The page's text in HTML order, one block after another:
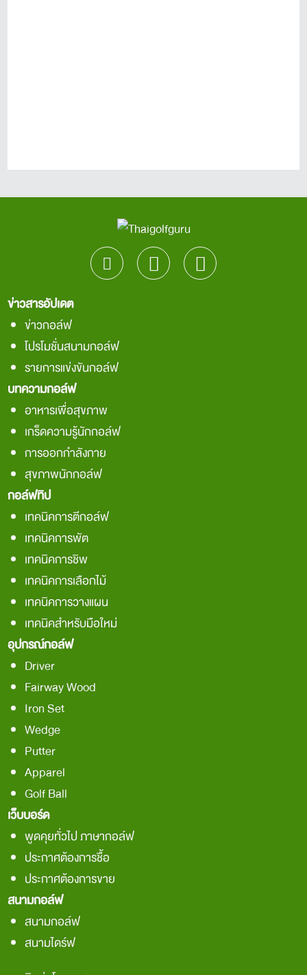
ข่าวสารอัปเดต
ข่าวกอล์ฟ
โปรโมชั่นสนามกอล์ฟ
รายการแข่งขันกอล์ฟ
บทความกอล์ฟ
อาหารเพื่อสุขภาพ
เกร็ดความรู้นักกอล์ฟ
การออกกำลังกาย
สุขภาพนักกอล์ฟ
กอล์ฟทิป
เทคนิคการตีกอล์ฟ
เทคนิคการพัต
เทคนิคการชิพ
เทคนิคการเลือกไม้
เทคนิคการวางแผน
เทคนิคสำหรับมือใหม่
อุปกรณ์กอล์ฟ
Driver
Fairway Wood
Iron Set
Wedge
Putter
Apparel
Golf Ball
เว็บบอร์ด
พูดคุยทั่วไป ภาษากอล์ฟ
ประกาศต้องการชื้อ
ประกาศต้องการขาย
สนามกอล์ฟ
สนามกอล์ฟ
สนามไดร์ฟ